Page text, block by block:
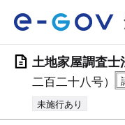
土地家屋調査士
二百二十八号）
未施行あり